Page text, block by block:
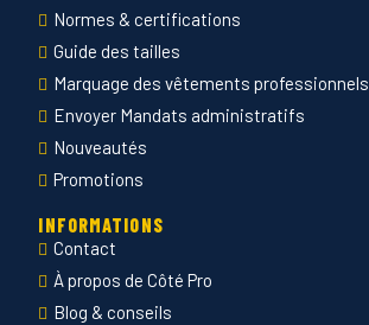
Normes & certifications
Guide des tailles
Marquage des vêtements professionnels
Envoyer Mandats administratifs
Nouveautés
Promotions
INFORMATIONS
Contact
À propos de Côté Pro
Blog & conseils